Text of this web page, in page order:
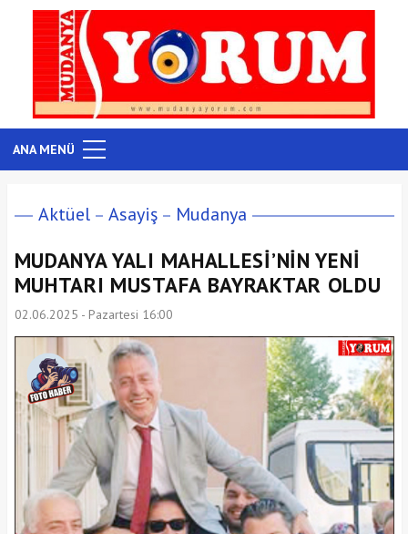
ANA MENÜ
Aktüel Asayiş Mudanya
MUDANYA YALI MAHALLESİ’NİN YENİ
MUHTARI MUSTAFA BAYRAKTAR OLDU
02.06.2025 - Pazartesi 16:00